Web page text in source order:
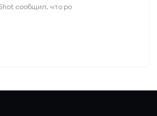
сообщил, что ро